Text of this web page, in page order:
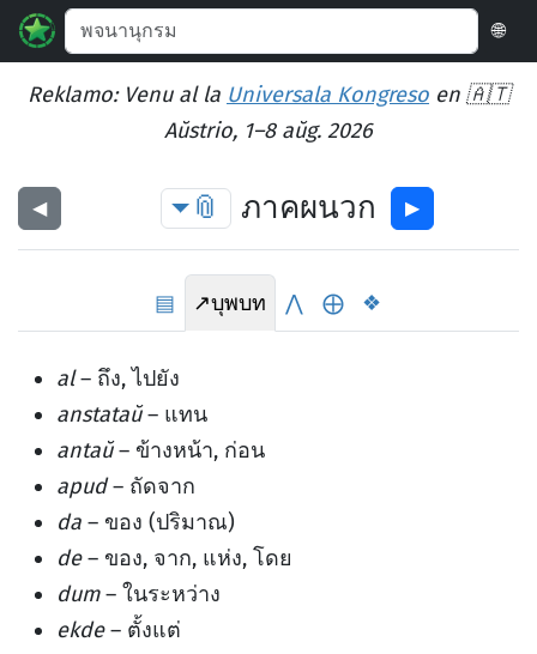
🌐
Reklamo: Venu al la Universala Kongreso en 🇦🇹
Aŭstrio, 1–8 aŭg. 2026
◀︎ 📎 ภาคผนวก ▶︎
▤ ↗บุพบท ⋀ ⨁ ❖
al– ถึง, ไปยัง
anstataŭ– แทน
antaŭ– ข้างหน้า, ก่อน
apud– ถัดจาก
da – ของ (ปริมาณ)
de– ของ, จาก, แห่ง, โดย
dum– ในระหว่าง
ekde– ตั้งแต่